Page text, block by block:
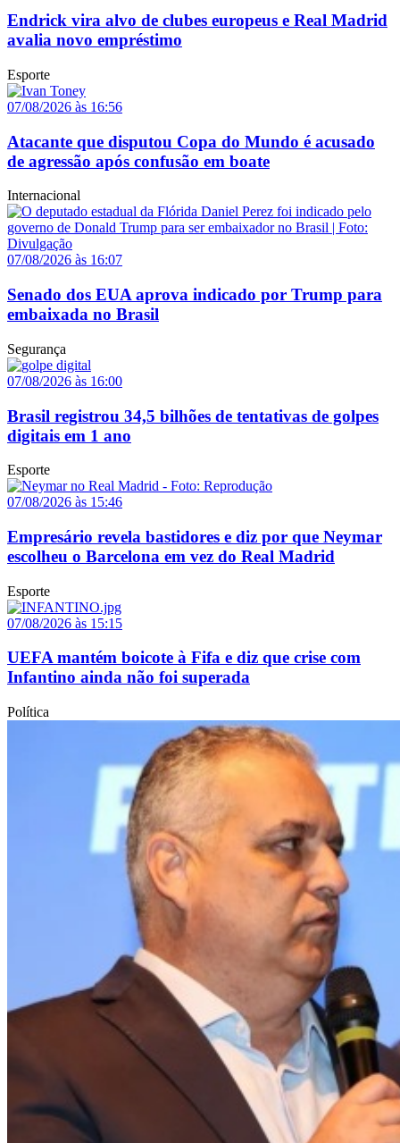
Endrick vira alvo de clubes europeus e Real Madrid
avalia novo empréstimo
Esporte
07/08/2026 às 16:56
Atacante que disputou Copa do Mundo é acusado
de agressão após confusão em boate
Internacional
07/08/2026 às 16:07
Senado dos EUA aprova indicado por Trump para
embaixada no Brasil
Segurança
07/08/2026 às 16:00
Brasil registrou 34,5 bilhões de tentativas de golpes
digitais em 1 ano
Esporte
07/08/2026 às 15:46
Empresário revela bastidores e diz por que Neymar
escolheu o Barcelona em vez do Real Madrid
Esporte
07/08/2026 às 15:15
UEFA mantém boicote à Fifa e diz que crise com
Infantino ainda não foi superada
Política